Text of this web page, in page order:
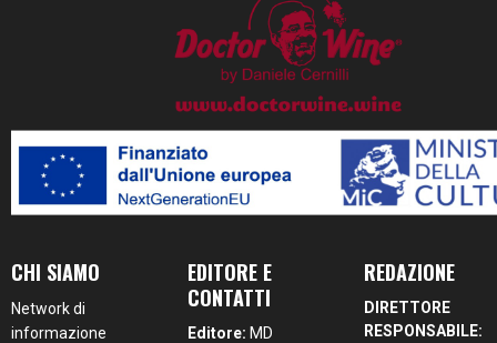
CHI SIAMO
Network di
informazione
EDITORE E
CONTATTI
Editore: MD
REDAZIONE
DIRETTORE
RESPONSABILE: